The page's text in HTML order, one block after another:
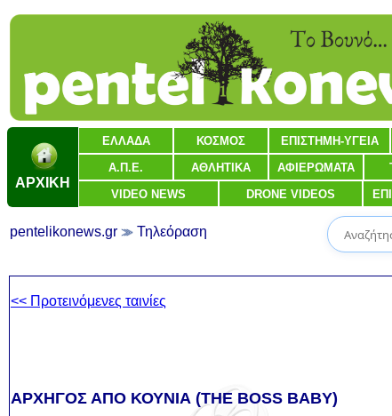
ΑΡΧΙΚΗ
ΕΛΛΑΔΑ ΚΟΣΜΟΣ ΕΠΙΣΤΗΜΗ-ΥΓΕΙΑ
Α.Π.Ε. ΑΘΛΗΤΙΚΑ ΑΦΙΕΡΩΜΑΤΑ
VIDEO NEWS DRONE VIDEOS
pentelikonews.gr Τηλεόραση
<< Προτεινόμενες ταινίες
ΑΡΧΗΓΟΣ ΑΠΟ ΚΟΥΝΙΑ (THE BOSS BABY)